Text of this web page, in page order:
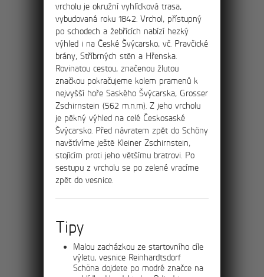
Okružní výlet
soutěskami Kamenice
a na Pravčickou bránu
Výlet za největšími atrakcemi Českého
Švýcarska – Pravčickou bránu a soutěsky
Kamenice – Divokou a Edmundovu
soutěsku.
19km
Výlet na Bastei a hrad
Hohnstein
Projděte dvacetikilometrový okruh severní
části Národního parku Saské Švýcarsko,
čeká Vás lázeňské město Kurorth Rathen,
vrcholu je okružní vyhlídková trasa,
vybudovaná roku 1842. Vrchol, přístupný
po schodech a žebřících nabízí hezký
výhled i na České Švýcarsko, vč. Pravčické
brány, Stříbrných stěn a Hřenska.
Rovinatou cestou, značenou žlutou
značkou pokračujeme kolem pramenů k
nejvyšší hoře Saského Švýcarska, Grosser
Zschirnstein (562 m.n.m). Z jeho vrcholu
je pěkný výhled na celé Českosaské
Švýcarsko. Před návratem zpět do Schöny
navštívíme ještě Kleiner Zschirnstein,
stojícím proti jeho většímu bratrovi. Po
sestupu z vrcholu se po zelené vracíme
zpět do vesnice.
Tipy
Malou zacházkou ze startovního cíle
výletu, vesnice Reinhardtsdorf
Schöna dojdete po modré značce na